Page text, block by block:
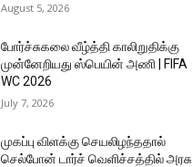
August 5, 2026
போர்ச்சுகலை வீழ்த்தி காலிறுதிக்கு
முன்னேறியது ஸ்பெயின் அணி | FIFA
WC 2026
July 7, 2026
முகப்பு விளக்கு செயலிழந்ததால்
செல்போன் டார்ச் வெளிச்சத்தில் அரசு